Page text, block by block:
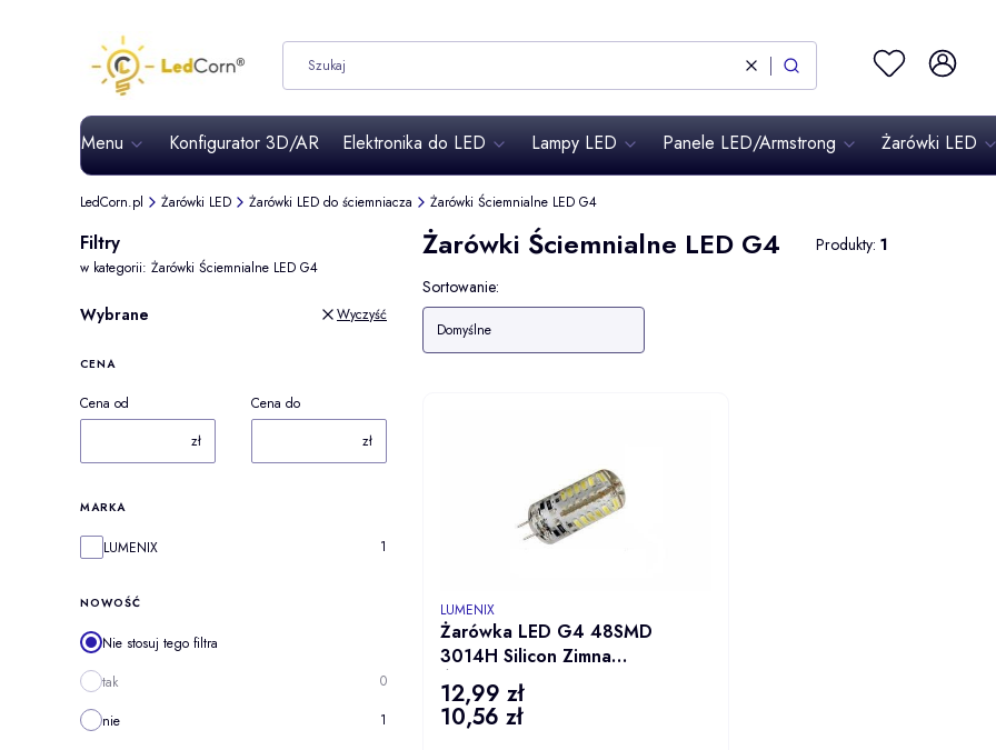
WyczyśćSzukaj Ulubione Zaloguj się
Menu Konfigurator 3D/AR Elektronika do LED Lampy LED Panele LED/Armstrong Żarówki LED
LedCorn.pl Żarówki LED Żarówki LED do ściemniacza Żarówki Ściemnialne LED G4
Filtry
w kategorii: Żarówki Ściemnialne LED G4
Wybrane Wyczyść
CENA
Cena od
zł
Cena do
zł
MARKA
MarkaLUMENIX 1
NOWOŚĆ
Nie stosuj tego filtra
tak
0
nie
1
Żarówki Ściemnialne LED G4 Produkty: 1
Lista produktów
Sortowanie:
Domyślne
Żarówka LED G4 48SMD
3014H Silicon Zimna
Ściemnialna 3W/300lm 12V
AC/DC
PRODUCENT
LUMENIX
Cena
12,99 zł
Cena
10,56 zł